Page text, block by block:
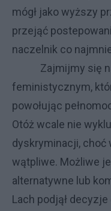
mógł jako wyższy
przejąć
naczelnik co
Zajmijmy się
feministycznym,
powołując
Otóż wcale nie
dyskryminacji, choć
wątpliwe. Możliwe
alternatywne lub
Lach podjął